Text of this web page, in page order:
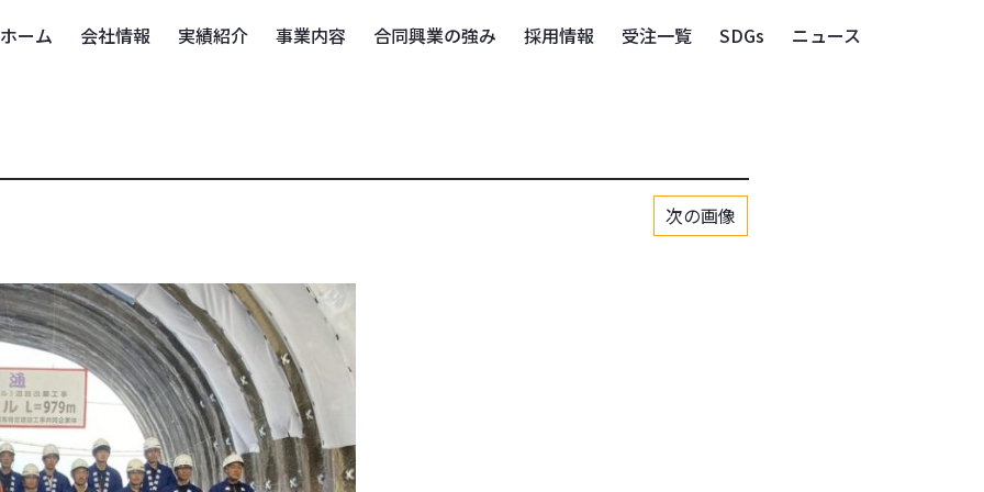
ホーム 会社情報 実績紹介 事業内容 合同興業の強み 採用情報 受注一覧 SDGs ニュース
次の画像